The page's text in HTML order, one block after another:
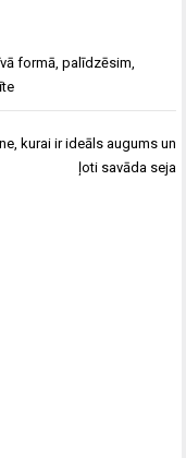
formā ,palīdzēsim
kurai ir ideāls augums un
ļoti savāda seja